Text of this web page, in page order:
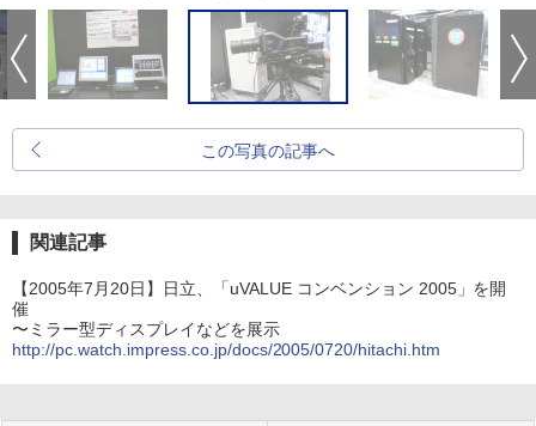
この写真の記事へ
関連記事
【2005年7月20日】日立、「uVALUE コンベンション 2005」を開
催
〜ミラー型ディスプレイなどを展示
http://pc.watch.impress.co.jp/docs/2005/0720/hitachi.htm